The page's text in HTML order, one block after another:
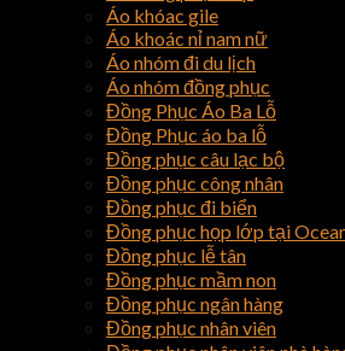
Áo khóac gile
Áo khoác nỉ nam nữ
Áo nhóm đi du lịch
Áo nhóm đồng phục
Đồng Phục Áo Ba Lỗ
Đồng Phục áo ba lỗ
Đồng phục câu lạc bộ
Đồng phục công nhân
Đồng phục đi biển
Đồng phục họp lớp tại
Đồng phục lễ tân
Đồng phục mầm non
Đồng phục ngân hàng
Đồng phục nhân viên